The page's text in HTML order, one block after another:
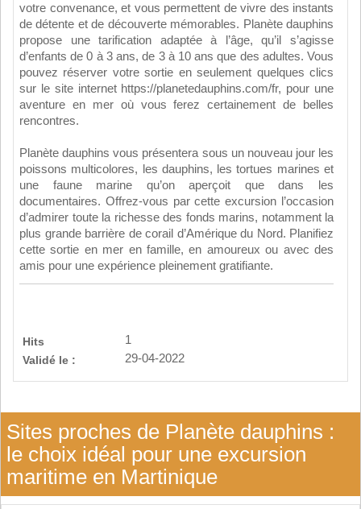
votre convenance, et vous permettent de vivre des instants
de détente et de découverte mémorables. Planète dauphins
propose une tarification adaptée à l’âge, qu’il s’agisse
d’enfants de 0 à 3 ans, de 3 à 10 ans que des adultes. Vous
pouvez réserver votre sortie en seulement quelques clics
sur le site internet https://planetedauphins.com/fr, pour une
aventure en mer où vous ferez certainement de belles
rencontres.
Planète dauphins vous présentera sous un nouveau jour les
poissons multicolores, les dauphins, les tortues marines et
une faune marine qu’on aperçoit que dans les
documentaires. Offrez-vous par cette excursion l’occasion
d’admirer toute la richesse des fonds marins, notamment la
plus grande barrière de corail d’Amérique du Nord. Planifiez
cette sortie en mer en famille, en amoureux ou avec des
amis pour une expérience pleinement gratifiante.
Hits
1
Validé le :
29-04-2022
Sites proches de Planète dauphins :
le choix idéal pour une excursion
maritime en Martinique